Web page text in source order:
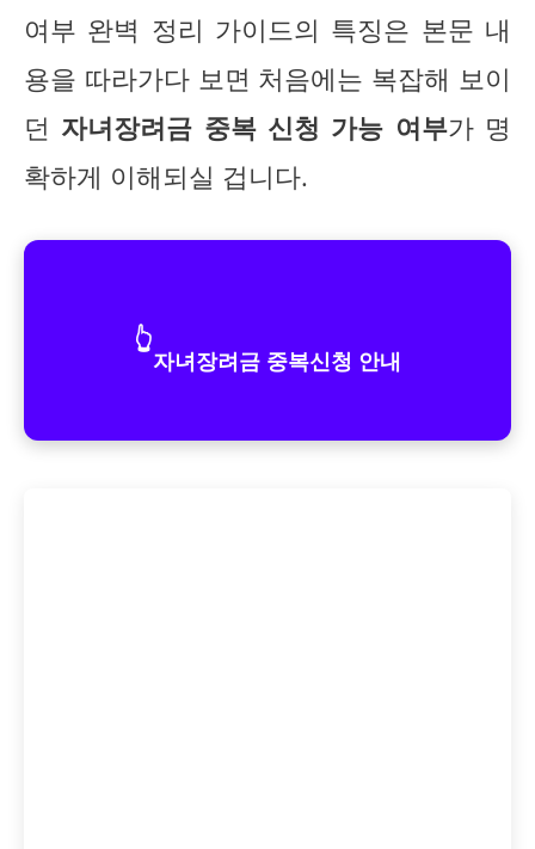
여부 완벽 정리 가이드의 특징은 본문 내
용을 따라가다 보면 처음에는 복잡해 보이
던 자녀장려금 중복 신청 가능 여부가 명
확하게 이해되실 겁니다.
👆
자녀장려금 중복신청 안내